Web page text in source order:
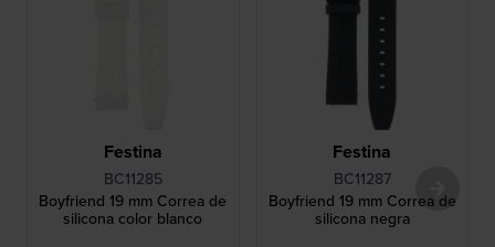
Festina
BC11285
Boyfriend 19 mm Correa de
silicona color blanco
Festina
BC11287
Boyfriend 19 mm Correa de
silicona negra